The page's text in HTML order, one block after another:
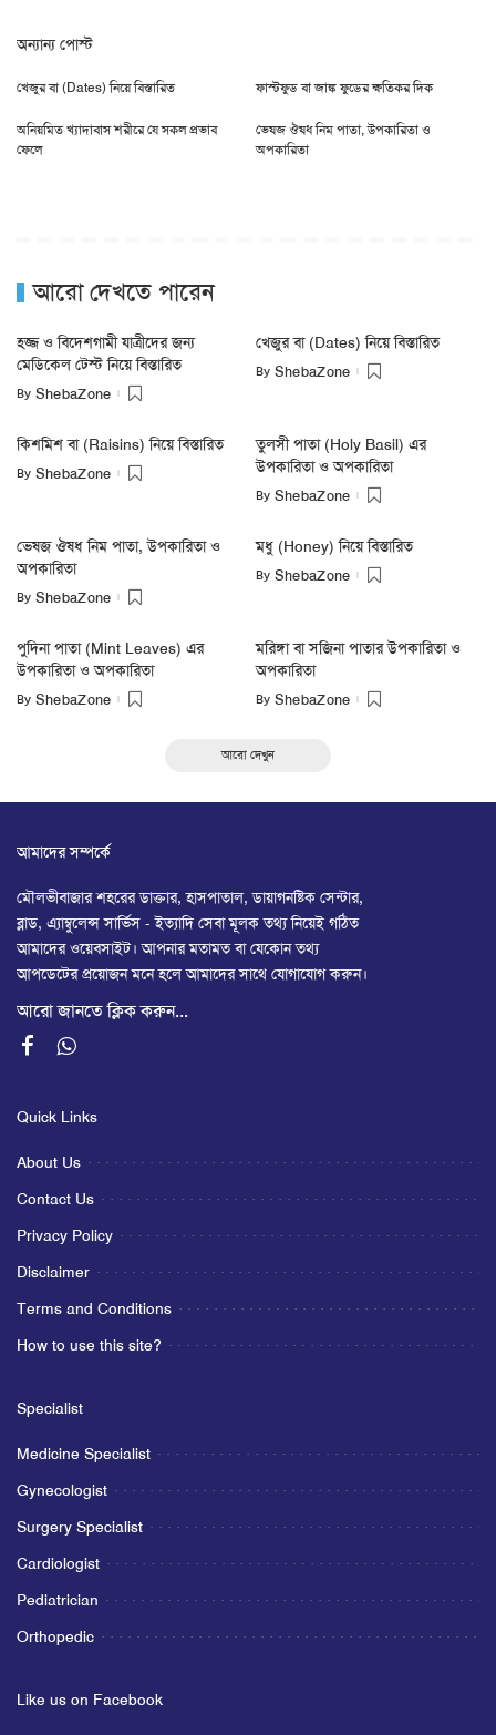
অন্যান্য পোস্ট
খেজুর বা (Dates) নিয়ে বিস্তারিত ফাস্টফুড বা জাঙ্ক ফুডের ক্ষতিকর দিক
অনিয়মিত খ্যাদাবাস শরীরে যে সকল প্রভাব
ফেলে
ভেষজ ঔষধ নিম পাতা, উপকারিতা ও
অপকারিতা
আরো দেখতে পারেন
হজ্জ ও বিদেশগামী যাত্রীদের জন্য
মেডিকেল টেস্ট নিয়ে বিস্তারিত
By ShebaZone
খেজুর বা (Dates) নিয়ে বিস্তারিত
By ShebaZone
কিশমিশ বা (Raisins) নিয়ে বিস্তারিত
By ShebaZone
তুলসী পাতা (Holy Basil) এর
উপকারিতা ও অপকারিতা
By ShebaZone
ভেষজ ঔষধ নিম পাতা, উপকারিতা ও
অপকারিতা
By ShebaZone
মধু (Honey) নিয়ে বিস্তারিত
By ShebaZone
পুদিনা পাতা (Mint Leaves) এর
উপকারিতা ও অপকারিতা
By ShebaZone
মরিঙ্গা বা সজিনা পাতার উপকারিতা ও
অপকারিতা
By ShebaZone
আরো দেখুন
আমাদের সম্পর্কে
মৌলভীবাজার শহরের ডাক্তার, হাসপাতাল, ডায়াগনষ্টিক সেন্টার,
ব্লাড, এ্যাম্বুলেন্স সার্ভিস - ইত্যাদি সেবা মূলক তথ্য নিয়েই গঠিত
আমাদের ওয়েবসাইট। আপনার মতামত বা যেকোন তথ্য
আপডেটের প্রয়োজন মনে হলে আমাদের সাথে যোগাযোগ করুন।
আরো জানতে ক্লিক করুন...
Quick Links
About Us
Contact Us
Privacy Policy
Disclaimer
Terms and Conditions
How to use this site?
Specialist
Medicine Specialist
Gynecologist
Surgery Specialist
Cardiologist
Pediatrician
Orthopedic
Like us on Facebook